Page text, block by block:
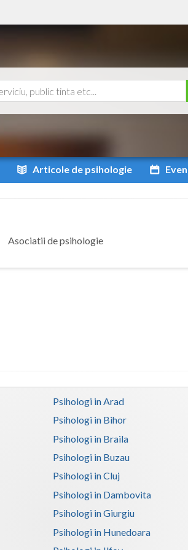
Articole de psihologie
Asociatii de psihologie
Psihologi in Arad
Psihologi in Bihor
Psihologi in Braila
Psihologi in Buzau
Psihologi in Cluj
Psihologi in Dambovita
Psihologi in Giurgiu
Psihologi in Hunedoara